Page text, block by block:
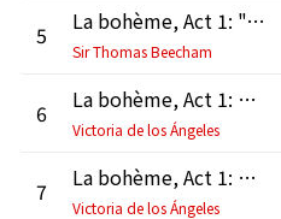
5 La bohème, Act 1: "Al Quartiere latin ci attende Momus" (Schaunard, Marcello, Rodolfo, Colline)
Sir Thomas Beecham
6 La bohème, Act 1: "Chi è la?" - "Scusi" (Rodolfo, Mimì)
Victoria de los Ángeles
7 La bohème, Act 1: "Oh! Sventata, sventata!" (Mimì, Rodolfo)
Victoria de los Ángeles